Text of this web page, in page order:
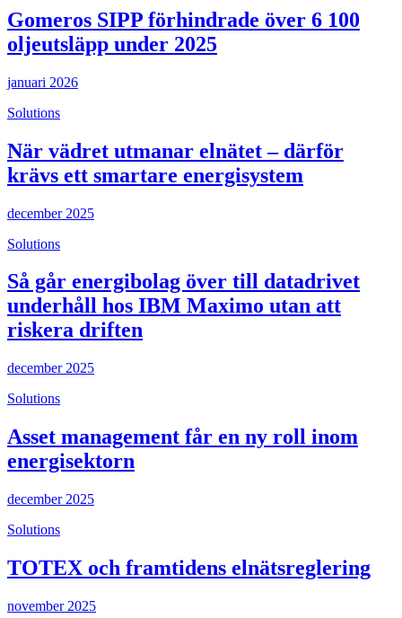
Gomeros SIPP förhindrade över 6 100
oljeutsläpp under 2025
januari 2026
Solutions
När vädret utmanar elnätet – därför
krävs ett smartare energisystem
december 2025
Solutions
Så går energibolag över till datadrivet
underhåll hos IBM Maximo utan att
riskera driften
december 2025
Solutions
Asset management får en ny roll inom
energisektorn
december 2025
Solutions
TOTEX och framtidens elnätsreglering
november 2025